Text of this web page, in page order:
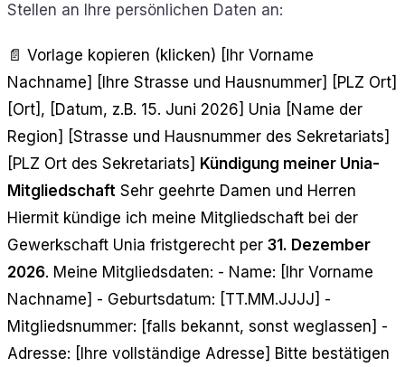
Stellen an Ihre persönlichen Daten an:
📄 Vorlage kopieren (klicken) [Ihr Vorname
Nachname] [Ihre Strasse und Hausnummer] [PLZ Ort]
[Ort], [Datum, z.B. 15. Juni 2026] Unia [Name der
Region] [Strasse und Hausnummer des Sekretariats]
[PLZ Ort des Sekretariats] Kündigung meiner Unia-
Mitgliedschaft Sehr geehrte Damen und Herren
Hiermit kündige ich meine Mitgliedschaft bei der
Gewerkschaft Unia fristgerecht per 31. Dezember
2026. Meine Mitgliedsdaten: - Name: [Ihr Vorname
Nachname] - Geburtsdatum: [TT.MM.JJJJ] -
Mitgliedsnummer: [falls bekannt, sonst weglassen] -
Adresse: [Ihre vollständige Adresse] Bitte bestätigen